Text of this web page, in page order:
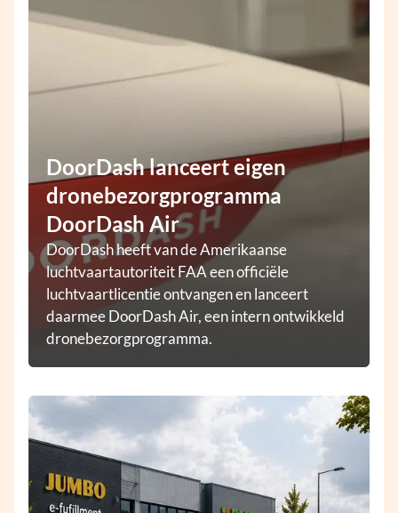
DoorDash lanceert eigen
dronebezorgprogramma
DoorDash Air
DoorDash heeft van de Amerikaanse
luchtvaartautoriteit FAA een officiële
luchtvaartlicentie ontvangen en lanceert
daarmee DoorDash Air, een intern ontwikkeld
dronebezorgprogramma.